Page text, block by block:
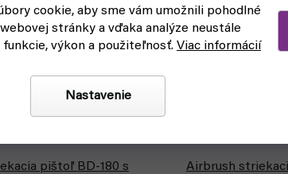
cookie, aby sme vám umožnili pohodlné
stránky a vďaka analýze neustále
funkcie, výkon a použiteľnosť. Viac informácií
Nastavenie
pištoľ BD-180 s
Airbrush